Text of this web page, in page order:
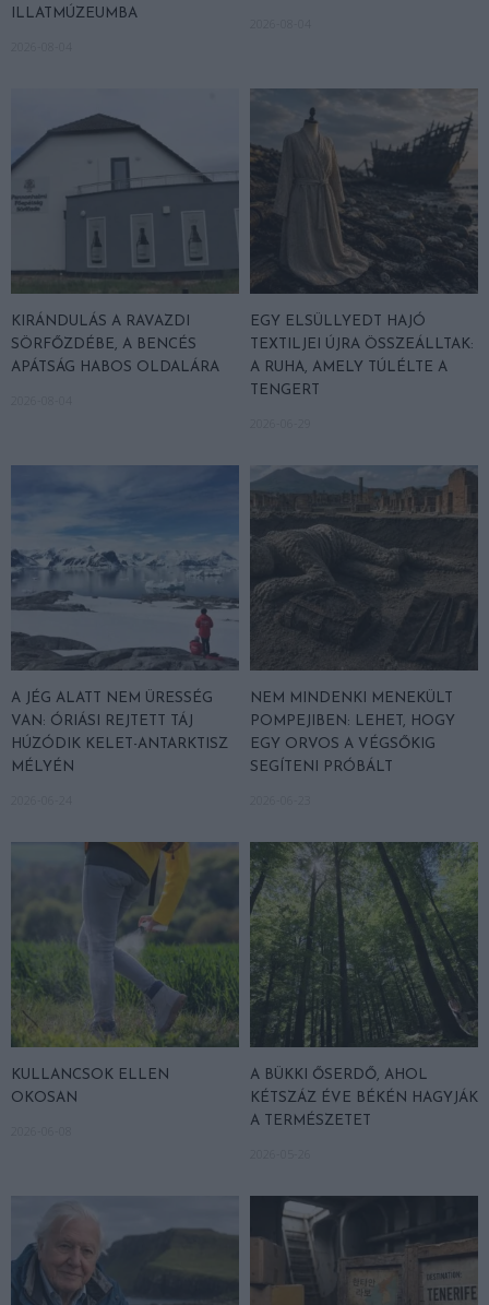
ILLATMÚZEUMBA
KIRÁNDULÁS A RAVAZDI
SÖRFŐZDÉBE, A BENCÉS
APÁTSÁG HABOS OLDALÁRA
EGY ELSÜLLYEDT HAJÓ
TEXTILJEI ÚJRA ÖSSZEÁLLTAK:
A RUHA, AMELY TÚLÉLTE A
TENGERT
A JÉG ALATT NEM ÜRESSÉG
VAN: ÓRIÁSI REJTETT TÁJ
HÚZÓDIK KELET-ANTARKTISZ
MÉLYÉN
NEM MINDENKI MENEKÜLT
POMPEJIBEN: LEHET, HOGY
EGY ORVOS A VÉGSŐKIG
SEGÍTENI PRÓBÁLT
KULLANCSOK ELLEN
OKOSAN
A BÜKKI ŐSERDŐ, AHOL
KÉTSZÁZ ÉVE BÉKÉN HAGYJÁK
A TERMÉSZETET